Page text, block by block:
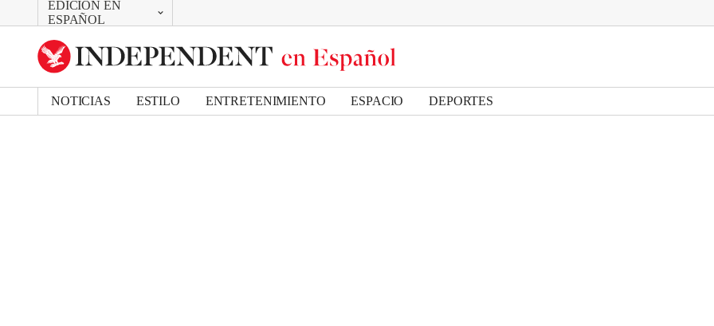
EDICIÓN EN
ESPAÑOL
CAMBIAR
UK Edition
US Edition
NOTICIAS ESTILO ENTRETENIMIENTO ESPACIO DEPORTES